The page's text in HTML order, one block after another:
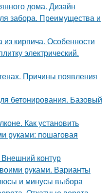
дома. Дизайн
забора. Преимущества и
кирпича. Особенности
электрический.
Причины появления
бетонирования. Базовый
Как установить
руками: пошаговая
Внешний контур
руками. Варианты
и минусы выбора